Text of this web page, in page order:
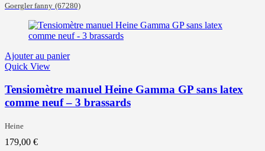
Goergler fanny (67280)
Ajouter au panier
Quick View
Tensiomètre manuel Heine Gamma GP sans latex
comme neuf – 3 brassards
Heine
179,00 €